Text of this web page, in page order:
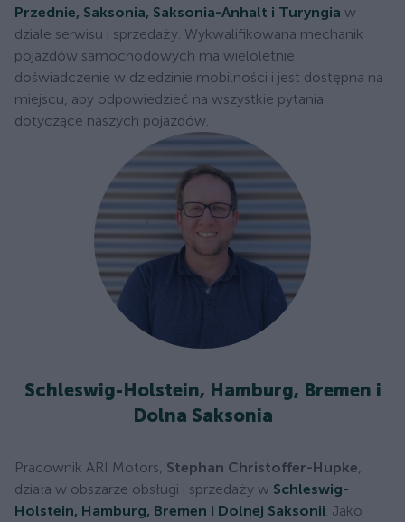
Przednie, Saksonia, Saksonia-Anhalt i Turyngia w
dziale serwisu i sprzedaży. Wykwalifikowana mechanik
pojazdów samochodowych ma wieloletnie
doświadczenie w dziedzinie mobilności i jest dostępna na
miejscu, aby odpowiedzieć na wszystkie pytania
dotyczące naszych pojazdów.
Schleswig-Holstein, Hamburg, Bremen i
Dolna Saksonia
Pracownik ARI Motors, Stephan Christoffer-Hupke,
działa w obszarze obsługi i sprzedaży w Schleswig-
Holstein, Hamburg, Bremen i Dolnej Saksonii. Jako